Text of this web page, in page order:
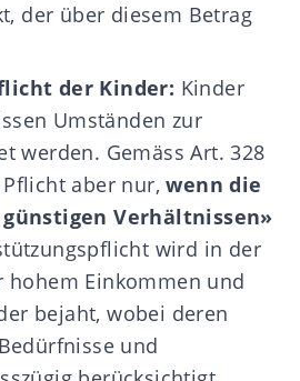
der über diesem Betrag
der Kinder: Kinder
Umständen zur
werden. Gemäss Art. 328
Pflicht aber nur,wenn die
Verhältnissen»
wird in der
hohem Einkommen und
bejaht, wobei deren
und